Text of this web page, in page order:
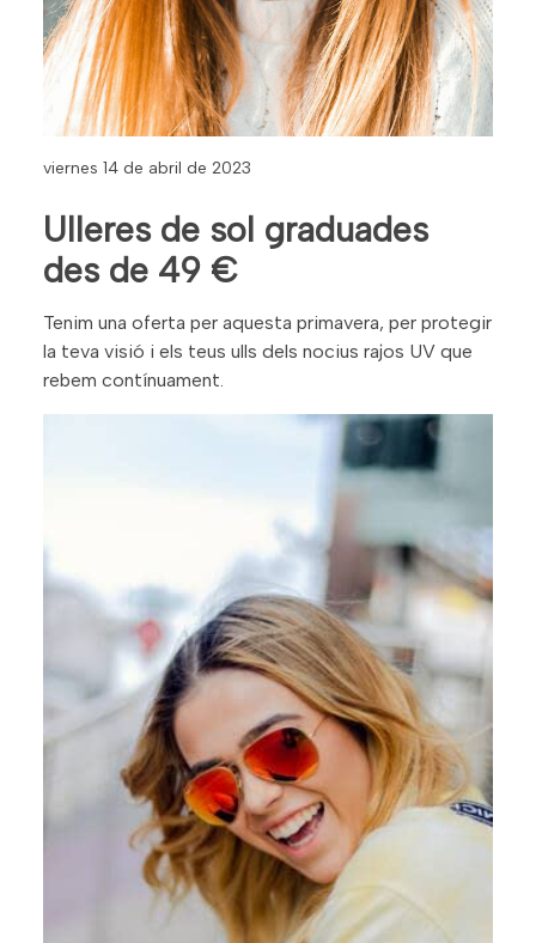
viernes 14 de abril de 2023
Ulleres de sol graduades
des de 49 €
Tenim una oferta per aquesta primavera, per protegir
la teva visió i els teus ulls dels nocius rajos UV que
rebem contínuament.